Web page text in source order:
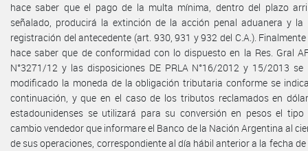
hace saber que el pago de la multa mínima, dentro del plazo
señalado, producirá la extinción de la acción penal aduanera y la
registración del antecedente (art. 930, 931 y 932 del C.A.). Finalmente
hace saber que de conformidad con lo dispuesto en la Res. Gral
N°3271/12 y las disposiciones DE PRLA N°16/2012 y 15/2013 se
modificado la moneda de la obligación tributaria conforme se
continuación, y que en el caso de los tributos reclamados en
estadounidenses se utilizará para su conversión en pesos el tipo
cambio vendedor que informare el Banco de la Nación Argentina al
de sus operaciones, correspondiente al día hábil anterior a la fecha de